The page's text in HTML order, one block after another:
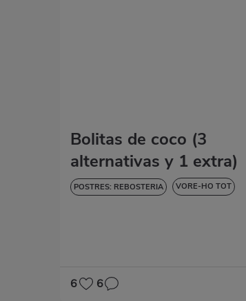
Bolitas de coco (3
alternativas y 1 extra)
POSTRES: REBOSTERIA VORE-HO TOT
6 6